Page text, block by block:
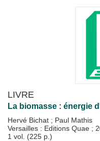
LIVRE
La biomasse : énergie
Hervé Bichat ; Paul Mathis
Versailles : Editions Quae ;
1 vol. (225 p.)